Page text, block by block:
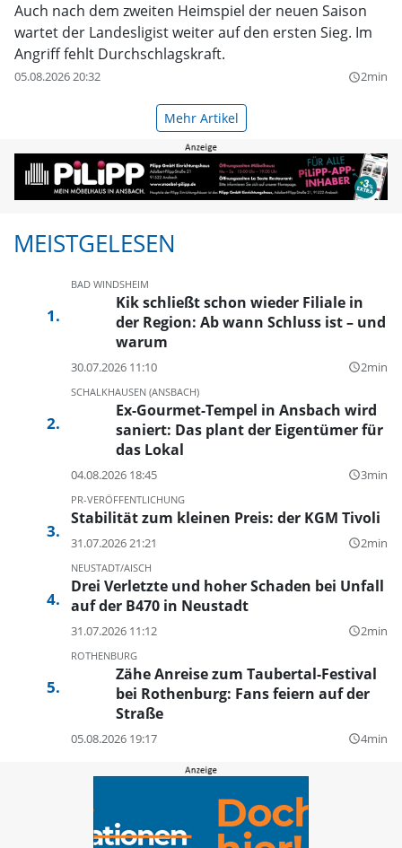
Auch nach dem zweiten Heimspiel der neuen Saison
wartet der Landesligist weiter auf den ersten Sieg. Im
Angriff fehlt Durchschlagskraft.
05.08.2026 20:32 query_builder2min
Mehr Artikel
MEISTGELESEN
BAD WINDSHEIM
Kik schließt schon wieder Filiale in
der Region: Ab wann Schluss ist – und
warum
30.07.2026 11:10 query_builder2min
SCHALKHAUSEN (ANSBACH)
Ex-Gourmet-Tempel in Ansbach wird
saniert: Das plant der Eigentümer für
das Lokal
04.08.2026 18:45 query_builder3min
PR-VERÖFFENTLICHUNG
Stabilität zum kleinen Preis: der KGM Tivoli
31.07.2026 21:21 query_builder2min
NEUSTADT/AISCH
Drei Verletzte und hoher Schaden bei Unfall
auf der B470 in Neustadt
31.07.2026 11:12 query_builder2min
ROTHENBURG
Zähe Anreise zum Taubertal-Festival
bei Rothenburg: Fans feiern auf der
Straße
05.08.2026 19:17 query_builder4min